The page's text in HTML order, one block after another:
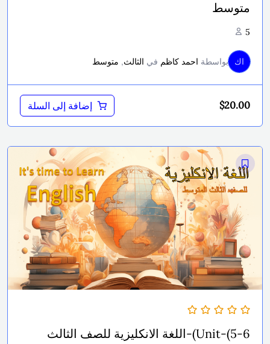
متوسط
5
اك بواسطة احمد كاظم في الثالث, متوسط
$20.00 إضافة إلى السلة
Unit-(5-6)-اللغة الانكليزية للصف الثالث